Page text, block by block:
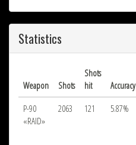
Statistics
Weapon Shots
Shots
hit
Accuracy
P-90
«RAID»
2063 121 5.87%